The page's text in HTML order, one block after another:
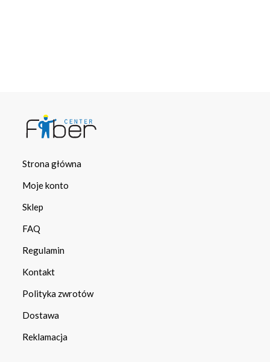
Strona główna
Moje konto
Sklep
FAQ
Regulamin
Kontakt
Polityka zwrotów
Dostawa
Reklamacja